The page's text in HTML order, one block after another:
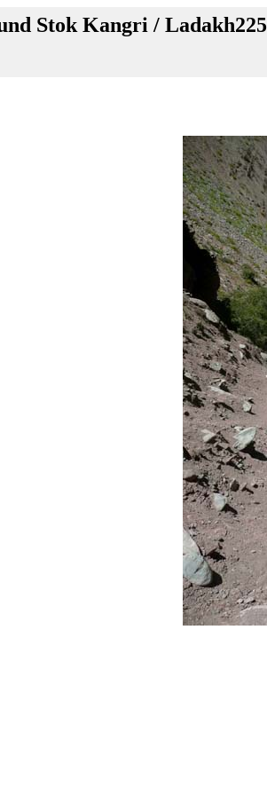
Stok Kangri / Ladakh225